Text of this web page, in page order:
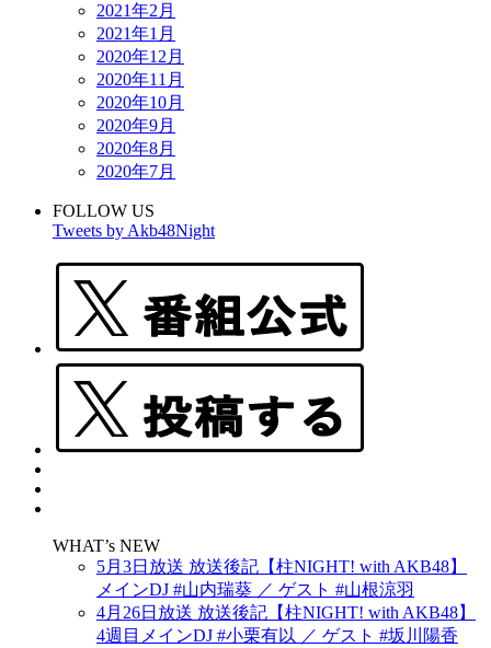
2021年2月
2021年1月
2020年12月
2020年11月
2020年10月
2020年9月
2020年8月
2020年7月
FOLLOW US
Tweets by Akb48Night
WHAT’s NEW
5月3日放送 放送後記【柱NIGHT! with AKB48】
メインDJ #山内瑞葵 ／ ゲスト #山根涼羽
4月26日放送 放送後記【柱NIGHT! with AKB48】
4週目メインDJ #小栗有以 ／ ゲスト #坂川陽香